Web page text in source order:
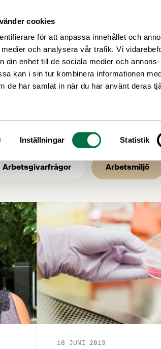
cookies
för att anpassa innehållet och
och analysera vår trafik. Vi
din enhet till de sociala medier och
kan i sin tur kombinera informationen
de har samlat in när du har använt deras
Inställningar Statistik
Arbetsgivarfrågor Arbetsmiljö
18 JUNI 2019